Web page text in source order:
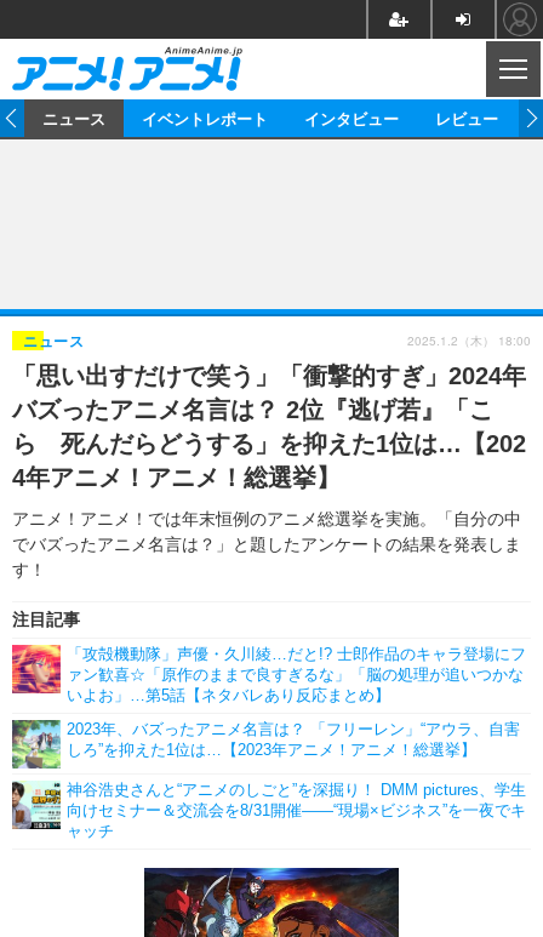
ゲーム グッズ
イベント 海外
海外イベント ビジネス
俳優・タレント アーティスト
ビジネス
アニメ 実写
イベント
ゲーム
動画
アニメ 映画/ドラマ
アニメ！アニメ！TV
連載・コラム
ニュース イベントレポート インタビュー レビュー
「思い出すだけで笑う」「衝撃的すぎ」2024年
バズったアニメ名言は？ 2位『逃げ若』「こ
ら 死んだらどうする」を抑えた1位は…【202
4年アニメ！アニメ！総選挙】
アニメ！アニメ！では年末恒例のアニメ総選挙を実施。「自分の中
でバズったアニメ名言は？」と題したアンケートの結果を発表しま
す！
ニュース
注目記事
「攻殻機動隊」声優・久川綾…だと!? 士郎作品のキャラ登場にフ
ァン歓喜☆「原作のままで良すぎるな」「脳の処理が追いつかな
いよお」…第5話【ネタバレあり反応まとめ】
2023年、バズったアニメ名言は？ 「フリーレン」“アウラ、自害
しろ”を抑えた1位は…【2023年アニメ！アニメ！総選挙】
神谷浩史さんと“アニメのしごと”を深掘り！ DMM pictures、学生
向けセミナー＆交流会を8/31開催――“現場×ビジネス”を一夜でキ
ャッチ
2025.1.2（木） 18:00